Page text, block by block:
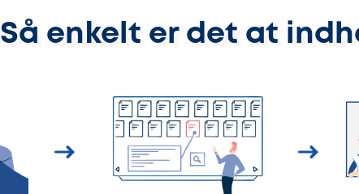
Så enkelt er det at